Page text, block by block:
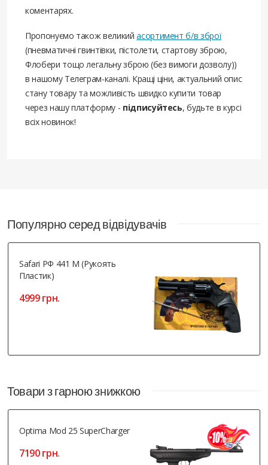
коментарях.
Пропонуємо також великийасортимент б/в зброї
(пневматичні гвинтівки, пістолети, стартову зброю,
Флобери тощо легальну зброю (без вимоги дозволу))
в нашому Телеграм-каналі. Кращі ціни, актуальний опис
стану товару та можливість швидко купити товар
через нашу платформу - підписуйтесь, будьте в курсі
всіх новинок!
Популярно серед відвідувачів
Safari РФ 441 М (рукоять
Пластик)
4999 грн.
Товари з гарною знижкою
Optima Mod 25 SuperCharger
7190 грн.